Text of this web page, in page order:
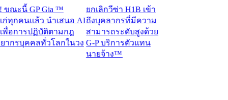
นี้ GP Gia ™
คนแล้ว นำเสนอ AI
ารปฏิบัติตามกฎ
บุคคลทั่วโลกในวง
ยกเลิกวีซ่า H1B เข้า
ถึงบุคลากรที่มีความ
สามารถระดับสูงด้วย
G-P บริการตัวแทน
นายจ้าง™​​